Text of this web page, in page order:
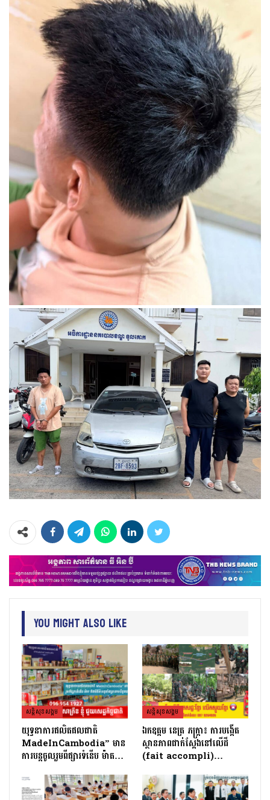
You Might Also Like
សន្តិសុខសង្គម
យុទ្ធនាការផលិតផលជាតិ
MadeInCambodia” មាន
ការបន្តចូលរួមពីផ្សារទំនើប ម៉ាត…
សន្តិសុខសង្គម
ឯកឧត្តម នេត្រ ភក្ត្រា៖ ការបង្កើត
ស្ថានភាពជាក់ស្តែងនៅលើដី
(fait accompli)…